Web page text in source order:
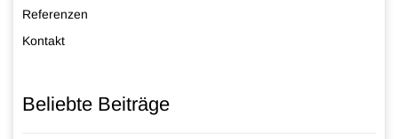
Referenzen
Kontakt
Beliebte Beiträge